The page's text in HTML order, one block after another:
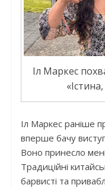
Іл Маркес
Іл Маркес раніше
вперше бачу
Воно принесло
Традиційні
барвисті та